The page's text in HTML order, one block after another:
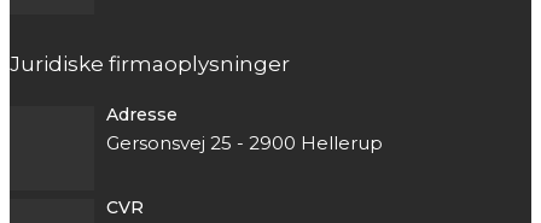
Juridiske firmaoplysninger
Adresse
Gersonsvej 25 - 2900 Hellerup
CVR